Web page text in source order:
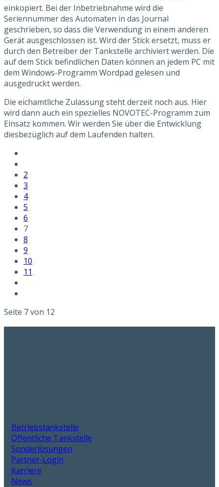
einkopiert. Bei der Inbetriebnahme wird die
Seriennummer des Automaten in das Journal
geschrieben, so dass die Verwendung in einem anderen
Gerät ausgeschlossen ist. Wird der Stick ersetzt, muss er
durch den Betreiber der Tankstelle archiviert werden. Die
auf dem Stick befindlichen Daten können an jedem PC mit
dem Windows-Programm Wordpad gelesen und
ausgedruckt werden.
Die eichamtliche Zulassung steht derzeit noch aus. Hier
wird dann auch ein spezielles NOVOTEC-Programm zum
Einsatz kommen. Wir werden Sie über die Entwicklung
diesbezüglich auf dem Laufenden halten.
2
3
4
5
6
7
8
9
10
11
Seite 7 von 12
Betriebstankstelle
Öffentliche Tankstelle
Sonderlösungen
Partner-Login
Karriere
News